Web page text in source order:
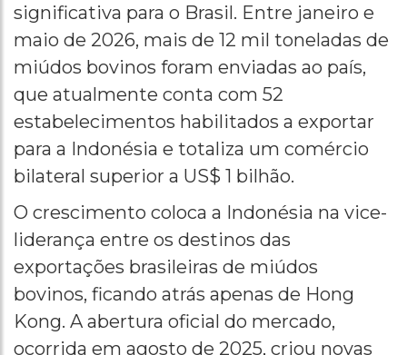
significativa para o Brasil. Entre janeiro e
maio de 2026, mais de 12 mil toneladas de
miúdos bovinos foram enviadas ao país,
que atualmente conta com 52
estabelecimentos habilitados a exportar
para a Indonésia e totaliza um comércio
bilateral superior a US$ 1 bilhão.
O crescimento coloca a Indonésia na vice-
liderança entre os destinos das
exportações brasileiras de miúdos
bovinos, ficando atrás apenas de Hong
Kong. A abertura oficial do mercado,
ocorrida em agosto de 2025, criou novas